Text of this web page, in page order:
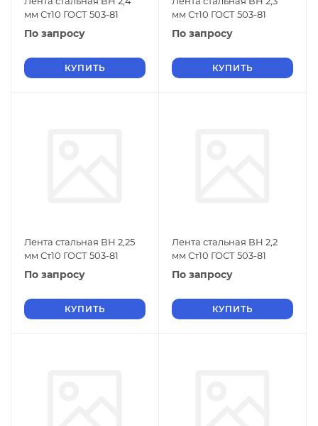
мм Ст10 ГОСТ 503-81
По запросу
КУПИТЬ
мм Ст10 ГОСТ 503-81
По запросу
КУПИТЬ
Лента стальная ВН 2,25
мм Ст10 ГОСТ 503-81
По запросу
КУПИТЬ
Лента стальная ВН 2,2
мм Ст10 ГОСТ 503-81
По запросу
КУПИТЬ